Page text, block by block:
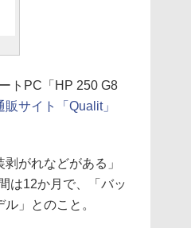
トPC「HP 250 G8
販サイト「Qualit」
がれなどがある」
は12か月で、「バッ
」とのこと。